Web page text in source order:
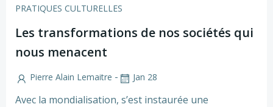
PRATIQUES CULTURELLES
Les transformations de nos sociétés qui
nous menacent
Pierre Alain Lemaitre - Jan 28
Avec la mondialisation, s’est instaurée une